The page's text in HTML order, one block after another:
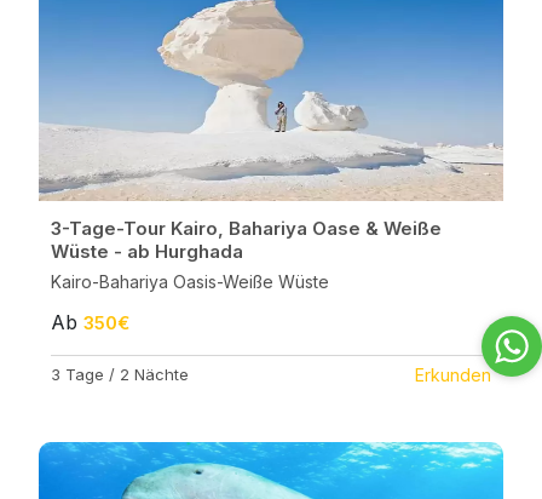
3-Tage-Tour Kairo, Bahariya Oase & Weiße
Wüste - ab Hurghada
Kairo-Bahariya Oasis-Weiße Wüste
Ab 350€
3 Tage / 2 Nächte Erkunden